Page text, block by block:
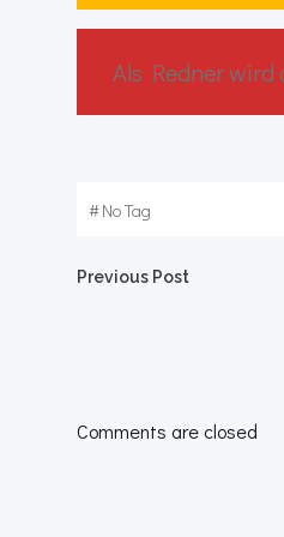
Als Redner wird
#No Tag
Post
Previous Post
Comments are closed